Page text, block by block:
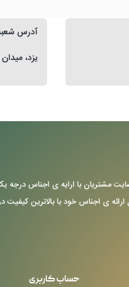
آدرس
یزد، میدان
با هدف رضایت مشتریان با ارایه ی
ارائه ی اجناس خود با بالاترین
حساب کاربری